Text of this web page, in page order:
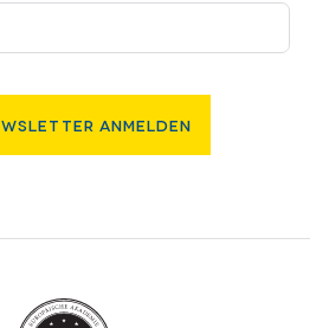
Anmelden